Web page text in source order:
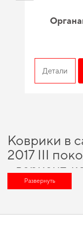
Детали
Коврики в
2017 III
- вариант,
любой
Позаботьтесь о комфорте
безупречной заботой о
Развернуть